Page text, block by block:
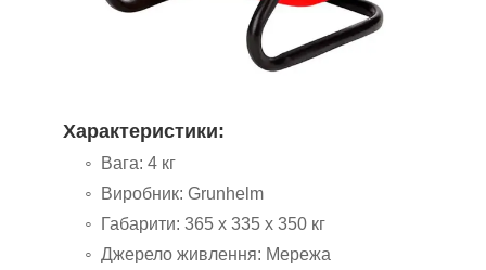
Характеристики:
Вага: 4 кг
Виробник: Grunhelm
Габарити: 365 х 335 х 350 кг
Джерело живлення: Мережа